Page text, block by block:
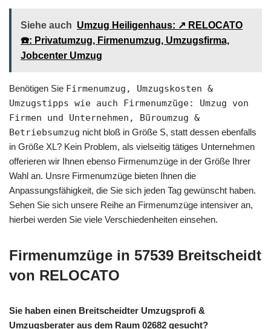
Siehe auch Umzug Heiligenhaus: ↗️ RELOCATO
☎️: Privatumzug, Firmenumzug, Umzugsfirma,
Jobcenter Umzug
Benötigen Sie Firmenumzug, Umzugskosten &
Umzugstipps wie auch Firmenumzüge: Umzug von
Firmen und Unternehmen, Büroumzug &
Betriebsumzug nicht bloß in Größe S, statt dessen ebenfalls
in Größe XL? Kein Problem, als vielseitig tätiges Unternehmen
offerieren wir Ihnen ebenso Firmenumzüge in der Größe Ihrer
Wahl an. Unsre Firmenumzüge bieten Ihnen die
Anpassungsfähigkeit, die Sie sich jeden Tag gewünscht haben.
Sehen Sie sich unsere Reihe an Firmenumzüge intensiver an,
hierbei werden Sie viele Verschiedenheiten einsehen.
Firmenumzüge in 57539 Breitscheidt
von RELOCATO
Sie haben einen Breitscheidter Umzugsprofi &
Umzugsberater aus dem Raum 02682 gesucht?